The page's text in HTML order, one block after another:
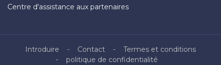
Centre d'assistance aux partenaires
Introduire Contact
Termes et conditions
politique de confidentialité